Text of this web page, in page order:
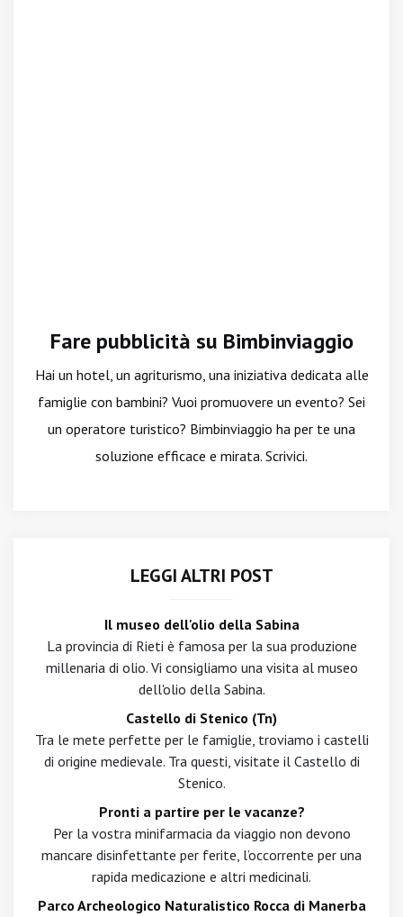
Fare pubblicità su Bimbinviaggio
Hai un hotel, un agriturismo, una iniziativa dedicata alle
famiglie con bambini? Vuoi promuovere un evento? Sei
un operatore turistico? Bimbinviaggio ha per te una
soluzione efficace e mirata. Scrivici.
LEGGI ALTRI POST
Il museo dell'olio della Sabina
La provincia di Rieti è famosa per la sua produzione
millenaria di olio. Vi consigliamo una visita al museo
dell'olio della Sabina.
Castello di Stenico (Tn)
Tra le mete perfette per le famiglie, troviamo i castelli
di origine medievale. Tra questi, visitate il Castello di
Stenico.
Pronti a partire per le vacanze?
Per la vostra minifarmacia da viaggio non devono
mancare disinfettante per ferite, l’occorrente per una
rapida medicazione e altri medicinali.
Parco Archeologico Naturalistico Rocca di Manerba